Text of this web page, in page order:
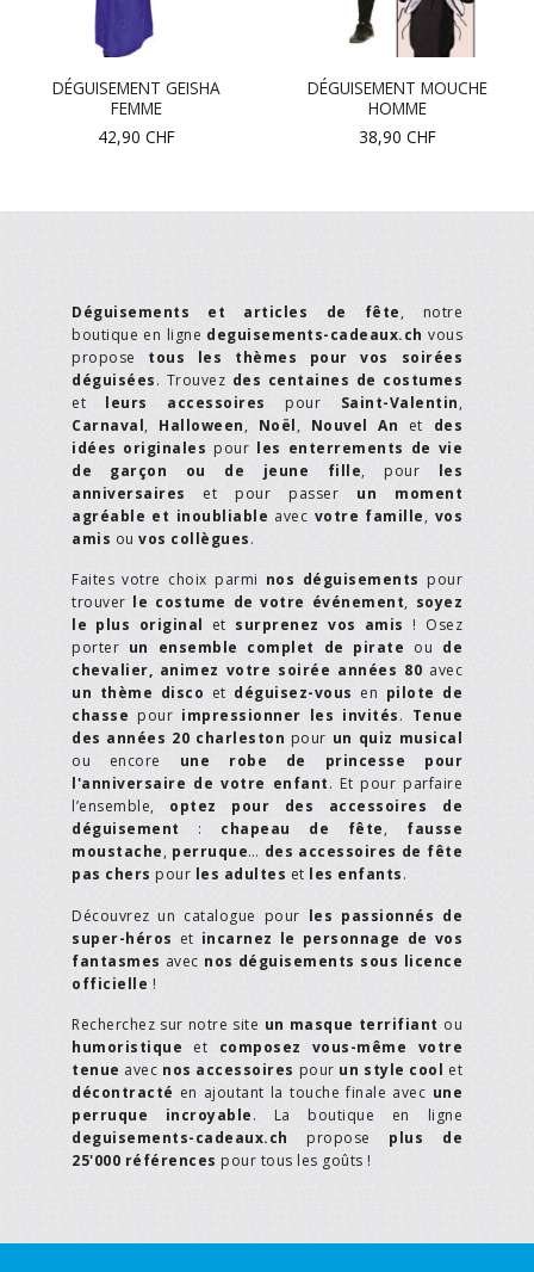
DÉGUISEMENT GEISHA
FEMME
42,90 CHF
DÉGUISEMENT MOUCHE
HOMME
38,90 CHF
Déguisements et articles de fête, notre
boutique en ligne deguisements-cadeaux.ch vous
propose tous les thèmes pour vos soirées
déguisées. Trouvez des centaines de costumes
et leurs accessoires pour Saint-Valentin,
Carnaval, Halloween, Noël, Nouvel An et des
idées originales pour les enterrements de vie
de garçon ou de jeune fille, pour les
anniversaires et pour passer un moment
agréable et inoubliable avec votre famille, vos
amis ou vos collègues.
Faites votre choix parmi nos déguisements pour
trouver le costume de votre événement, soyez
le plus original et surprenez vos amis ! Osez
porter un ensemble complet de pirate ou de
chevalier, animez votre soirée années 80 avec
un thème disco et déguisez-vous en pilote de
chasse pour impressionner les invités. Tenue
des années 20 charleston pour un quiz musical
ou encore une robe de princesse pour
l'anniversaire de votre enfant. Et pour parfaire
l’ensemble, optez pour des accessoires de
déguisement : chapeau de fête, fausse
moustache, perruque… des accessoires de fête
pas chers pour les adultes et les enfants.
Découvrez un catalogue pour les passionnés de
super-héros et incarnez le personnage de vos
fantasmes avec nos déguisements sous licence
officielle !
Recherchez sur notre site un masque terrifiant ou
humoristique et composez vous-même votre
tenue avec nos accessoires pour un style cool et
décontracté en ajoutant la touche finale avec une
perruque incroyable. La boutique en ligne
deguisements-cadeaux.ch propose plus de
25'000 références pour tous les goûts !